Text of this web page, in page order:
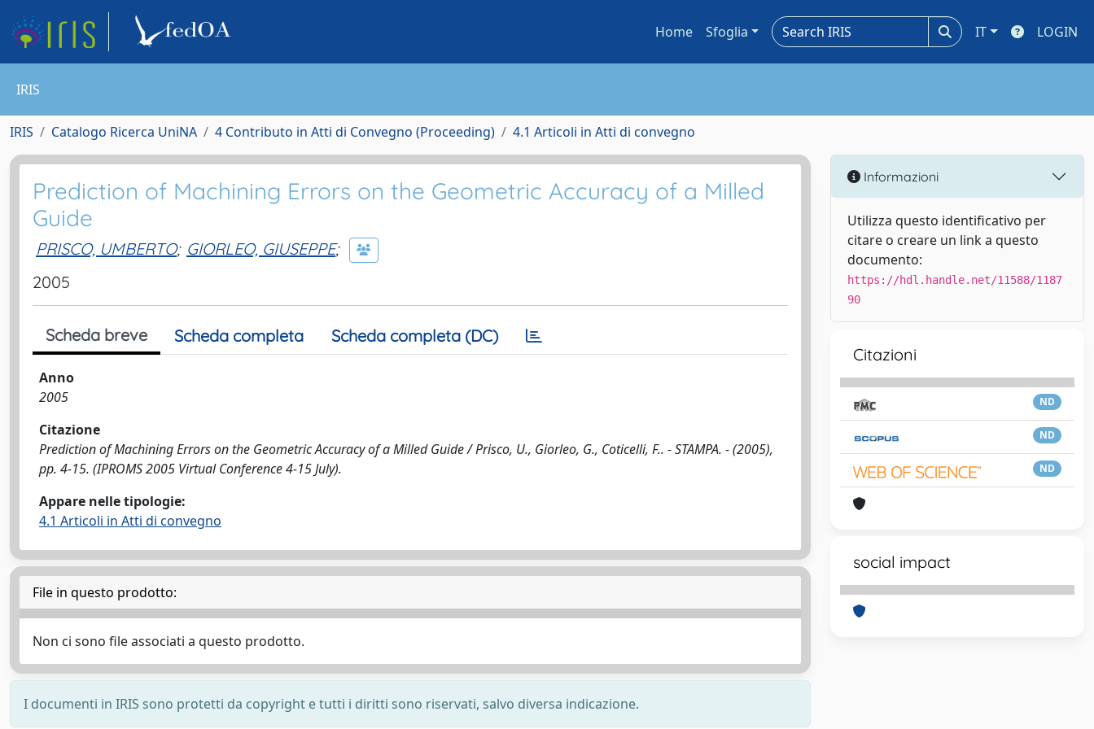
Home Sfoglia IT LOGIN
IRIS
IRIS Catalogo Ricerca UniNA 4 Contributo in Atti di Convegno (Proceeding) 4.1 Articoli in Atti di convegno
Prediction of Machining Errors on the Geometric Accuracy of a Milled
Guide
PRISCO, UMBERTO; GIORLEO, GIUSEPPE;
2005
Scheda breve Scheda completa Scheda completa (DC)
Anno
2005
Citazione
Prediction of Machining Errors on the Geometric Accuracy of a Milled Guide / Prisco, U., Giorleo, G., Coticelli, F.. - STAMPA. - (2005),
pp. 4-15. (IPROMS 2005 Virtual Conference 4-15 July).
Appare nelle tipologie:
4.1 Articoli in Atti di convegno
File in questo prodotto:
Non ci sono file associati a questo prodotto.
I documenti in IRIS sono protetti da copyright e tutti i diritti sono riservati, salvo diversa indicazione.
Informazioni
Utilizza questo identificativo per
citare o creare un link a questo
documento:
https://hdl.handle.net/11588/1187
90
Citazioni
ND
ND
ND
social impact